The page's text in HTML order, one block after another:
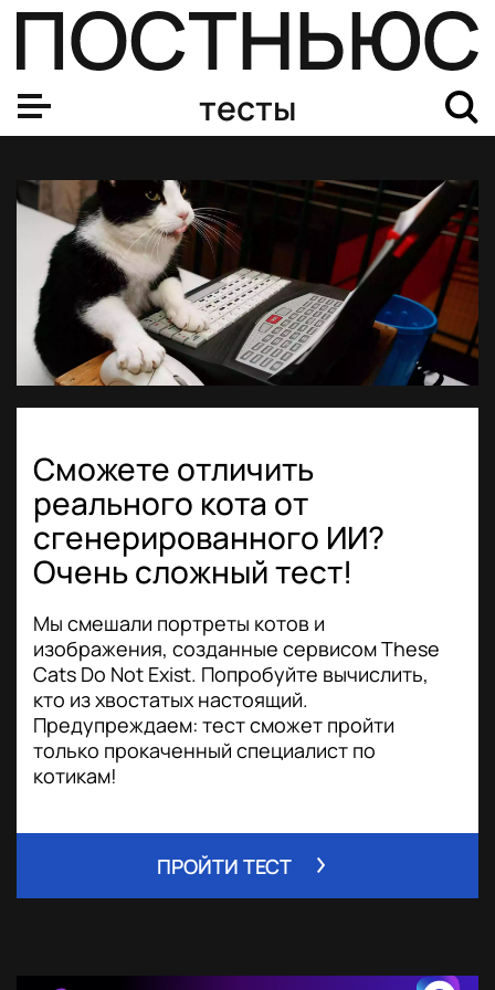
тесты
Сможете отличить
реального кота от
сгенерированного ИИ?
Очень сложный тест!
Мы смешали портреты котов и
изображения, созданные сервисом These
Cats Do Not Exist. Попробуйте вычислить,
кто из хвостатых настоящий.
Предупреждаем: тест сможет пройти
только прокаченный специалист по
котикам!
ПРОЙТИ ТЕСТ